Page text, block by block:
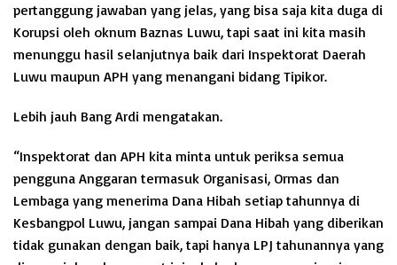
pertanggung jawaban yang jelas, yang bisa saja kita duga di
Korupsi oleh oknum Baznas Luwu, tapi saat ini kita masih
menunggu hasil selanjutnya baik dari Inspektorat Daerah
Luwu maupun APH yang menangani bidang Tipikor.
Lebih jauh Bang Ardi mengatakan.
“Inspektorat dan APH kita minta untuk periksa semua
pengguna Anggaran termasuk Organisasi, Ormas dan
Lembaga yang menerima Dana Hibah setiap tahunnya di
Kesbangpol Luwu, jangan sampai Dana Hibah yang diberikan
tidak gunakan dengan baik, tapi hanya LPJ tahunannya yang